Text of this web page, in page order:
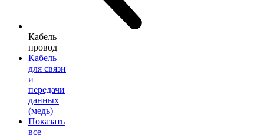
Кабель
провод
Кабель
для связи
и
передачи
данных
(медь)
Показать
все